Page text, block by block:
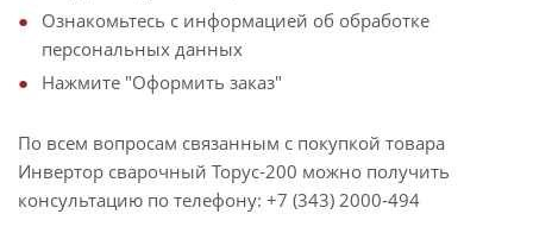
Ознакомьтесь с информацией об обработке
персональных данных
Нажмите "Оформить заказ"
По всем вопросам связанным с покупкой товара
Инвертор сварочный Торус-200 можно получить
консультацию по телефону: +7 (343) 2000-494